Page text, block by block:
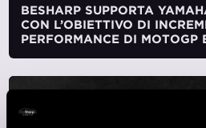
BESHARP SUPPORTA
CON L’OBIETTIVO DI
PERFORMANCE DI MOTOGP